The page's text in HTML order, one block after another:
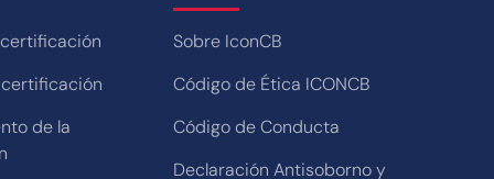
de la
Sobre IconCB
Código de Ética ICONCB
Código de Conducta
Declaración Antisoborno y